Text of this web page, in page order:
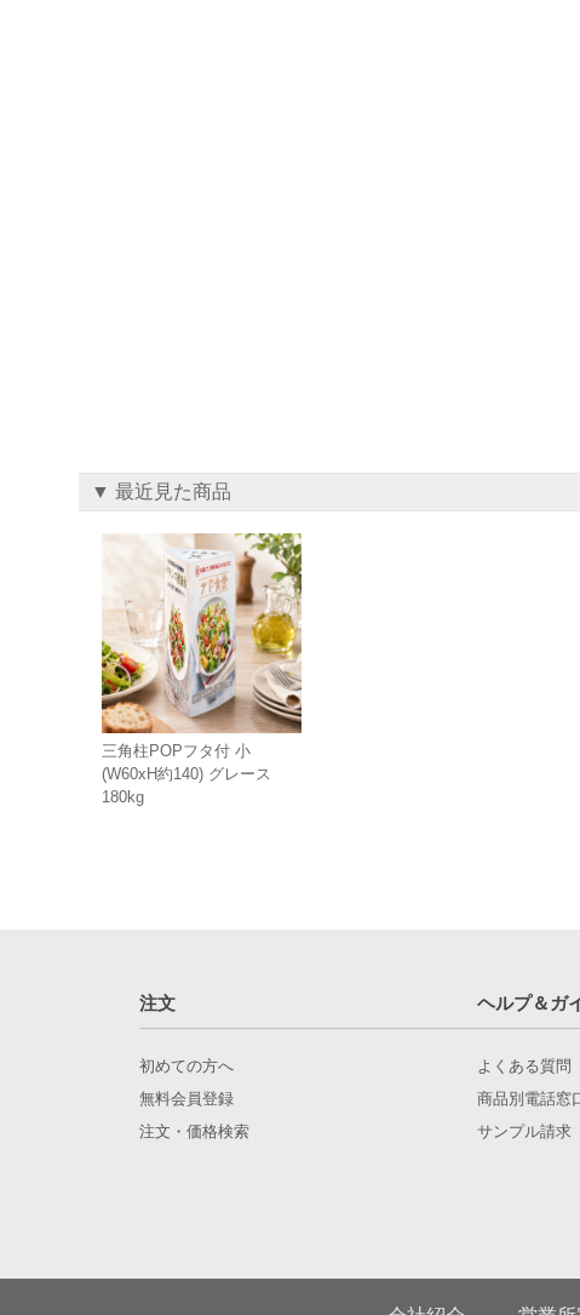
▼ 最近見た商品
三角柱POPフタ付 小
(W60xH約140) グレース
180kg
注文 ヘルプ＆ガ
初めての方へ
無料会員登録
注文・価格検索
よくある質問
商品別電話窓
サンプル請求